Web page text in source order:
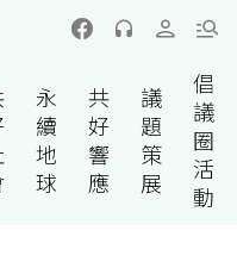
永
續
地
球
共
好
響
應
議
題
策
展
倡
議
圈
活
動